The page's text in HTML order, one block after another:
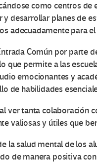
como centros
y desarrollar planes de
adecuadamente para el
Común por parte
que permite a las
emocionantes y
de habilidades
ver tanta colaboración
valiosas y útiles que
la salud mental de los
de manera positiva